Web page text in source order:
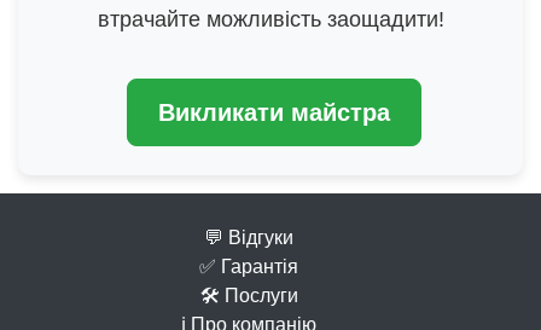
втрачайте можливість заощадити!
Викликати майстра
💬 Відгуки
✅ Гарантія
🛠 Послуги
ℹ️ Про компанію